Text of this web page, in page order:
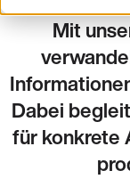
Mit
Dabei
für konkrete